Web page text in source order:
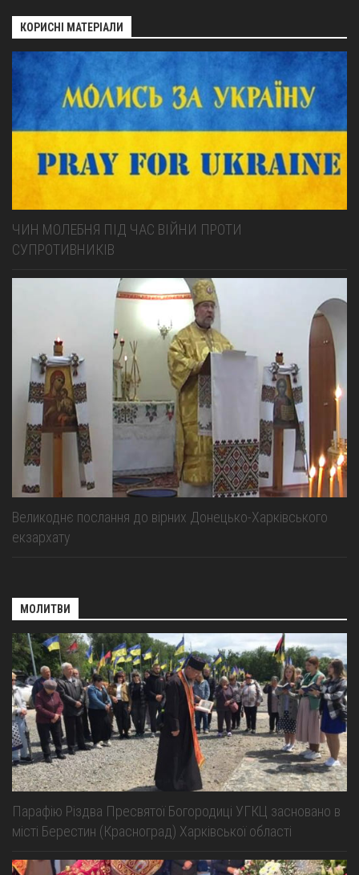
КОРИСНІ МАТЕРІАЛИ
ЧИН МОЛЕБНЯ ПІД ЧАС ВІЙНИ ПРОТИ
СУПРОТИВНИКІВ
Великоднє послання до вірних Донецько-Харківського
екзархату
МОЛИТВИ
Парафію Різдва Пресвятої Богородиці УГКЦ засновано в
місті Берестин (Красноград) Харківської області